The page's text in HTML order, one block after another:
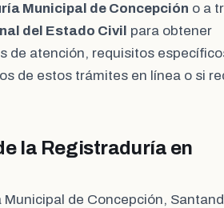
Municipal de Concepción o a
del Estado Civil para obtener
de atención, requisitos
de estos trámites en línea o si
la Registraduría en
de Concepción,